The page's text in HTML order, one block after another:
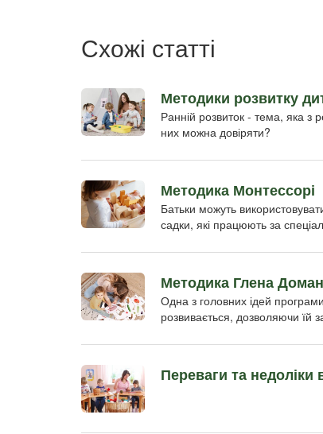
Схожі статті
Методики розвитку
Ранній розвиток - тема, яка з
них можна довіряти?
Методика Монтессорі
Батьки можуть
садки, які працюють за
Методика Глена
Одна з головних ідей
розвивається, дозволяючи їй
Переваги та